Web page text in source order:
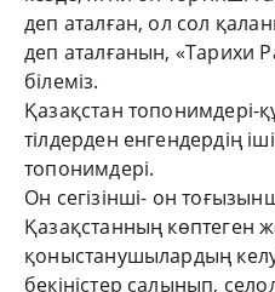
деп аталған, ол сол
деп аталғанын, «Тарихи
білеміз.
Қазақстан топонимдері-
тілдерден енгендердің
топонимдері.
Он сегізінші- он
Қазақстанның көптеген
қоныстанушылардың
бекіністер салынып,